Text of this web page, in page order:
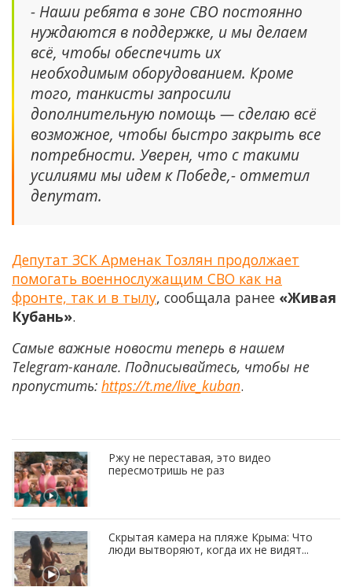
- Наши ребята в зоне СВО постоянно
нуждаются в поддержке, и мы делаем
всё, чтобы обеспечить их
необходимым оборудованием. Кроме
того, танкисты запросили
дополнительную помощь — сделаю всё
возможное, чтобы быстро закрыть все
потребности. Уверен, что с такими
усилиями мы идем к Победе,- отметил
депутат.
Депутат ЗСК Арменак Тозлян продолжает
помогать военнослужащим СВО как на
фронте, так и в тылу, сообщала ранее «Живая
Кубань».
Самые важные новости теперь в нашем
Telegram-канале. Подписывайтесь, чтобы не
пропустить: https://t.me/live_kuban.
Ржу не переставая, это видео
пересмотришь не раз
Скрытая камера на пляже Крыма: Что
люди вытворяют, когда их не видят...